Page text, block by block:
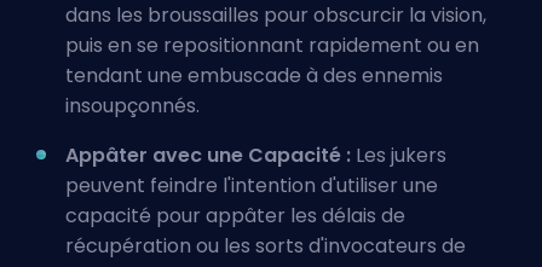
dans les broussailles pour obscurcir la vision,
puis en se repositionnant rapidement ou en
tendant une embuscade à des ennemis
insoupçonnés.
Appâter avec une Capacité : Les jukers
peuvent feindre l'intention d'utiliser une
capacité pour appâter les délais de
récupération ou les sorts d'invocateurs de